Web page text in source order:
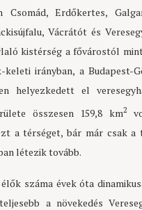
Csomád, Erdőkertes,
Vácrátót és
kistérség a fővárostól
keleti irányban, a Budapest-
helyezkedett el
összesen 159,8 km2
a térséget, bár már csak a
létezik tovább.
száma évek óta
a növekedés